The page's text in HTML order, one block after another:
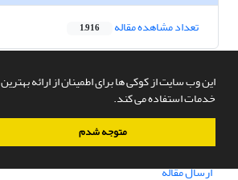
این وب سایت از کوکی ها برای اطمینان از ارائه بهترین
خدمات استفاده می کند.
متوجه شدم
تعداد مشاهده مقاله 1,916
دسترسی سریع
صفحه اصلی
ارسال مقاله